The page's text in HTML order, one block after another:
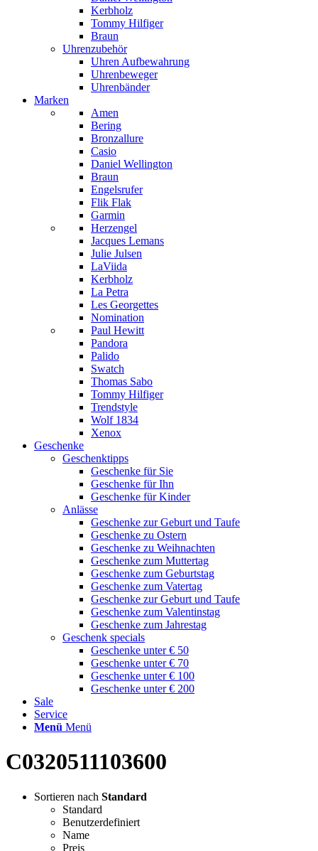
Kerbholz
Tommy Hilfiger
Braun
Uhrenzubehör
Uhren Aufbewahrung
Uhrenbeweger
Uhrenbänder
Marken
Amen
Bering
Bronzallure
Casio
Daniel Wellington
Braun
Engelsrufer
Flik Flak
Garmin
Herzengel
Jacques Lemans
Julie Julsen
LaViida
Kerbholz
La Petra
Les Georgettes
Nomination
Paul Hewitt
Pandora
Palido
Swatch
Thomas Sabo
Tommy Hilfiger
Trendstyle
Wolf 1834
Xenox
Geschenke
Geschenktipps
Geschenke für Sie
Geschenke für Ihn
Geschenke für Kinder
Anlässe
Geschenke zur Geburt und Taufe
Geschenke zu Ostern
Geschenke zu Weihnachten
Geschenke zum Muttertag
Geschenke zum Geburtstag
Geschenke zum Vatertag
Geschenke zur Geburt und Taufe
Geschenke zum Valentinstag
Geschenke zum Jahrestag
Geschenk specials
Geschenke unter € 50
Geschenke unter € 70
Geschenke unter € 100
Geschenke unter € 200
Sale
Service
Menü Menü
C0320511103600
Sortieren nach Standard
Standard
Benutzerdefiniert
Name
Preis